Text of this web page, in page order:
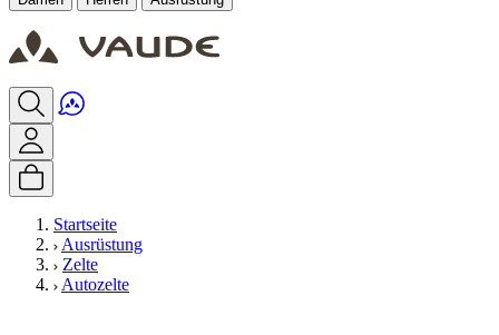
Startseite
Ausrüstung
Zelte
Autozelte